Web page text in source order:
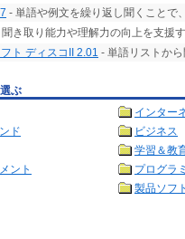
- 単語や例文を繰り返し聞くことで
聞き取り能力や理解力の向上を支援
ト ディスコII 2.01 - 単語リストか
ぶ
インター
ド
ビジネス
学習＆教
ント
プログラ
製品ソフ